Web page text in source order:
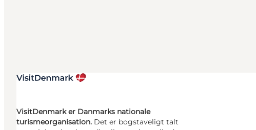
VisitDenmark er Danmarks nationale
turismeorganisation. Det er bogstaveligt talt